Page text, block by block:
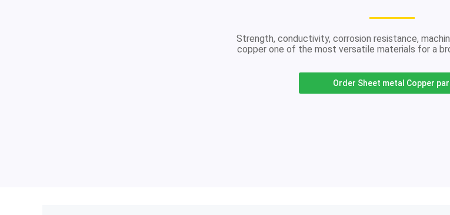
Strength, conductivity, corrosion resistance,
copper one of the most versatile materials for a
Order Sheet metal Copper